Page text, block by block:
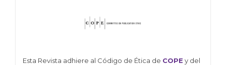
Esta Revista adhiere al Código de Ética de COPE y del